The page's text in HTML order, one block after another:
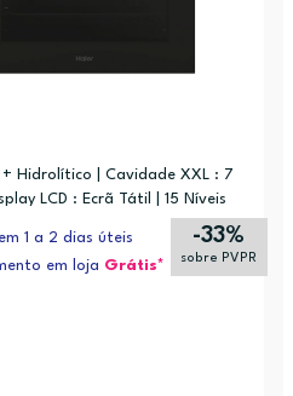
+ Hidrolítico | Cavidade XXL : 7
LCD : Ecrã Tátil | 15 Níveis
1 a 2 dias úteis
em loja Grátis*
-33%
sobre PVPR